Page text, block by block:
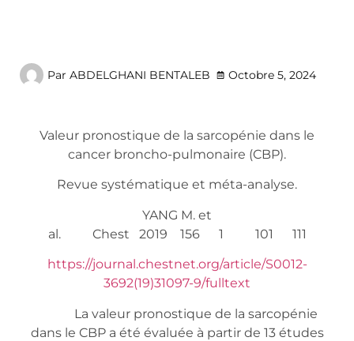
Par ABDELGHANI BENTALEB Octobre 5, 2024
Valeur pronostique de la sarcopénie dans le
cancer broncho-pulmonaire (CBP).
Revue systématique et méta-analyse.
YANG M. et
al. Chest 2019 156 1 101 111
https://journal.chestnet.org/article/S0012-
3692(19)31097-9/fulltext
La valeur pronostique de la sarcopénie
dans le CBP a été évaluée à partir de 13 études